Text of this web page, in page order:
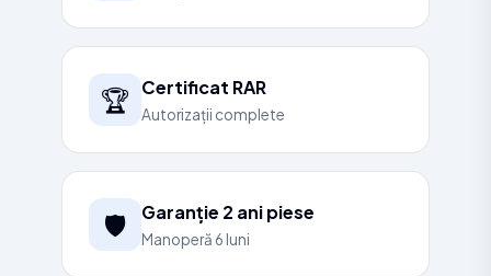
🏆 Certificat RAR
Autorizații complete
🛡️ Garanție 2 ani piese
Manoperă 6 luni